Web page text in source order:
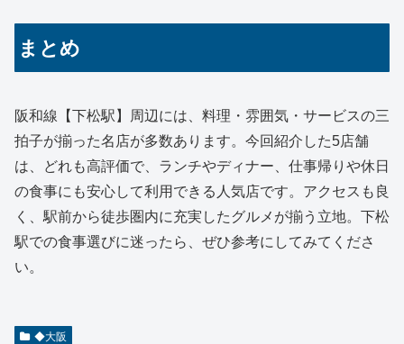
まとめ
阪和線【下松駅】周辺には、料理・雰囲気・サービスの三
拍子が揃った名店が多数あります。今回紹介した5店舗
は、どれも高評価で、ランチやディナー、仕事帰りや休日
の食事にも安心して利用できる人気店です。アクセスも良
く、駅前から徒歩圏内に充実したグルメが揃う立地。下松
駅での食事選びに迷ったら、ぜひ参考にしてみてくださ
い。
◆大阪